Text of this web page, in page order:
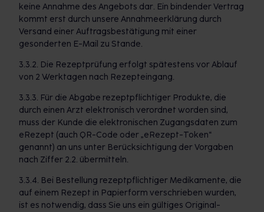
keine Annahme des Angebots dar. Ein bindender Vertrag
kommt erst durch unsere Annahmeerklärung durch
Versand einer Auftragsbestätigung mit einer
gesonderten E-Mail zu Stande.
3.3.2. Die Rezeptprüfung erfolgt spätestens vor Ablauf
von 2 Werktagen nach Rezepteingang.
3.3.3. Für die Abgabe rezeptpflichtiger Produkte, die
durch einen Arzt elektronisch verordnet worden sind,
muss der Kunde die elektronischen Zugangsdaten zum
eRezept (auch QR-Code oder „eRezept-Token“
genannt) an uns unter Berücksichtigung der Vorgaben
nach Ziffer 2.2. übermitteln.
3.3.4. Bei Bestellung rezeptpflichtiger Medikamente, die
auf einem Rezept in Papierform verschrieben wurden,
ist es notwendig, dass Sie uns ein gültiges Original-